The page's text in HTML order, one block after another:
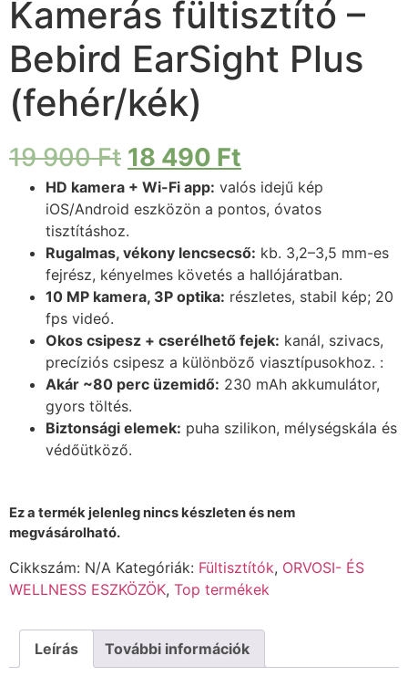
Kamerás fültisztító –
Bebird EarSight Plus
(fehér/kék)
19 900Ft 18 490 Ft
HD kamera + Wi-Fi app: valós idejű kép
iOS/Android eszközön a pontos, óvatos
tisztításhoz.
Rugalmas, vékony lencsecső: kb. 3,2–3,5 mm-es
fejrész, kényelmes követés a hallójáratban.
10 MP kamera, 3P optika: részletes, stabil kép; 20
fps videó.
Okos csipesz + cserélhető fejek: kanál, szivacs,
precíziós csipesz a különböző viasztípusokhoz. :
Akár ~80 perc üzemidő: 230 mAh akkumulátor,
gyors töltés.
Biztonsági elemek: puha szilikon, mélységskála és
védőütköző.
Ez a termék jelenleg nincs készleten és nem
megvásárolható.
Cikkszám: N/A Kategóriák: Fültisztítók, ORVOSI- ÉS
WELLNESS ESZKÖZÖK, Top termékek
Leírás További információk